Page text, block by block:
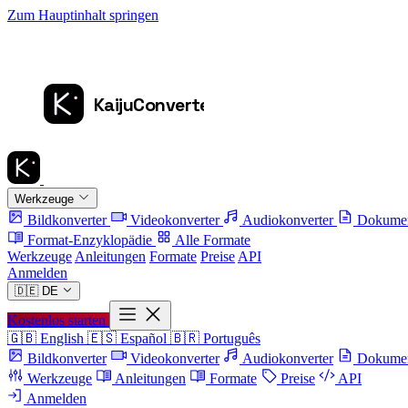
Zum Hauptinhalt springen
Werkzeuge
Bildkonverter Videokonverter Audiokonverter
Format-Enzyklopädie
Alle Formate
Werkzeuge Anleitungen Formate Preise API
Anmelden
🇩🇪 DE
Kostenlos starten
🇬🇧 English 🇪🇸 Español 🇧🇷 Português
Bildkonverter
Videokonverter Audiokonverter
Werkzeuge
Anleitungen Formate Preise
API
Anmelden